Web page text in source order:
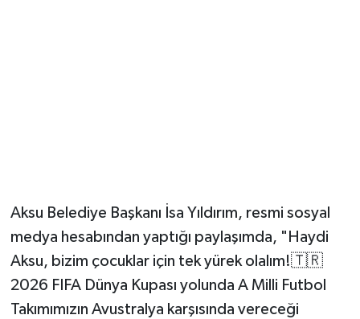
Aksu Belediye Başkanı İsa Yıldırım, resmi sosyal
medya hesabından yaptığı paylaşımda, "Haydi
Aksu, bizim çocuklar için tek yürek olalım!🇹🇷
2026 FIFA Dünya Kupası yolunda A Milli Futbol
Takımımızın Avustralya karşısında vereceği